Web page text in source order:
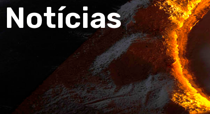
Notícias